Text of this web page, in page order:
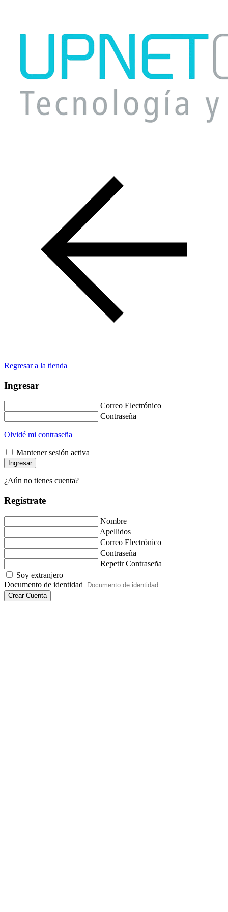
Regresar a la tienda
Ingresar
Correo Electrónico
Contraseña
Olvidé mi contraseña
Mantener sesión activa
¿Aún no tienes cuenta?
Regístrate
Nombre
Apellidos
Correo Electrónico
Contraseña
Repetir Contraseña
Soy extranjero
Documento de identidad